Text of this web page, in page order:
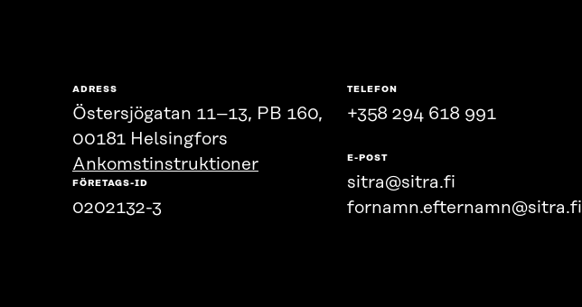
ADRESS
Östersjögatan 11–13, PB 160,
00181 Helsingfors
Ankomstinstruktioner
FÖRETAGS-ID
0202132-3
TELEFON
+358 294 618 991
E-POST
sitra@sitra.fi
fornamn.efternamn@sitra.fi